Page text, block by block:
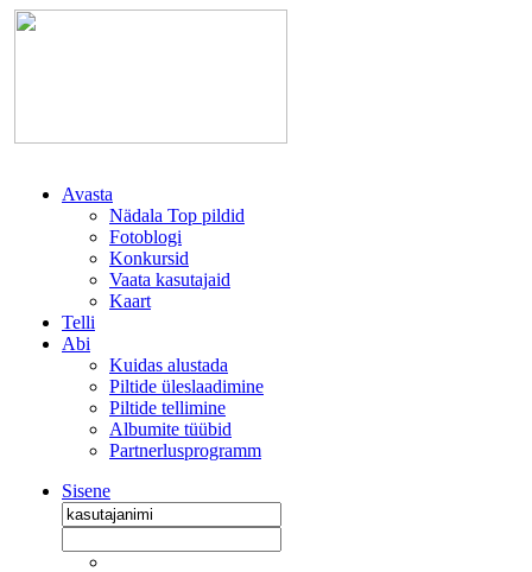
Avasta
Nädala Top pildid
Fotoblogi
Konkursid
Vaata kasutajaid
Kaart
Telli
Abi
Kuidas alustada
Piltide üleslaadimine
Piltide tellimine
Albumite tüübid
Partnerlusprogramm
Sisene